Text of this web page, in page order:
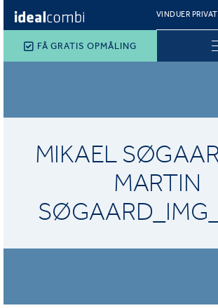
VINDUER PRIVAT
FÅ GRATIS OPMÅLING
MIKAEL
MARTIN